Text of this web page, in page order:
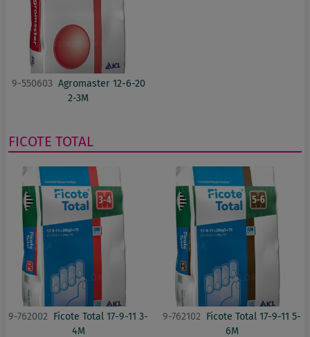
9-550603 Agromaster 12-6-20
2-3M
FICOTE TOTAL
9-762002 Ficote Total 17-9-11 3-
4M
9-762102 Ficote Total 17-9-11 5-
6M